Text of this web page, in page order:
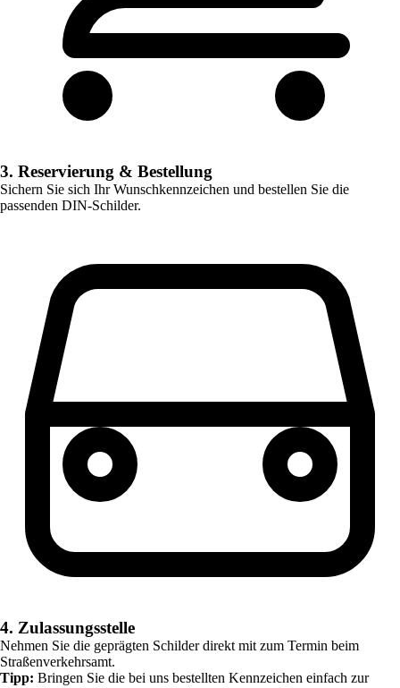
3. Reservierung & Bestellung
Sichern Sie sich Ihr Wunschkennzeichen und bestellen Sie die
passenden DIN-Schilder.
4. Zulassungsstelle
Nehmen Sie die geprägten Schilder direkt mit zum Termin beim
Straßenverkehrsamt.
Tipp: Bringen Sie die bei uns bestellten Kennzeichen einfach zur